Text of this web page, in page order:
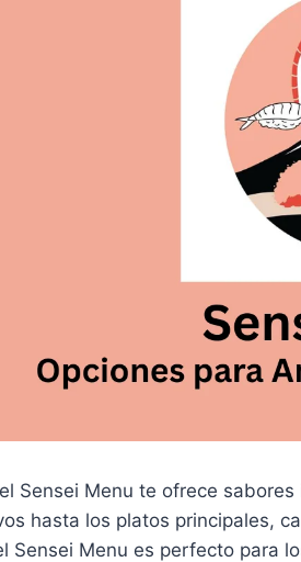
Sensei Menu te ofrece
hasta los platos principales,
Sensei Menu es perfecto para